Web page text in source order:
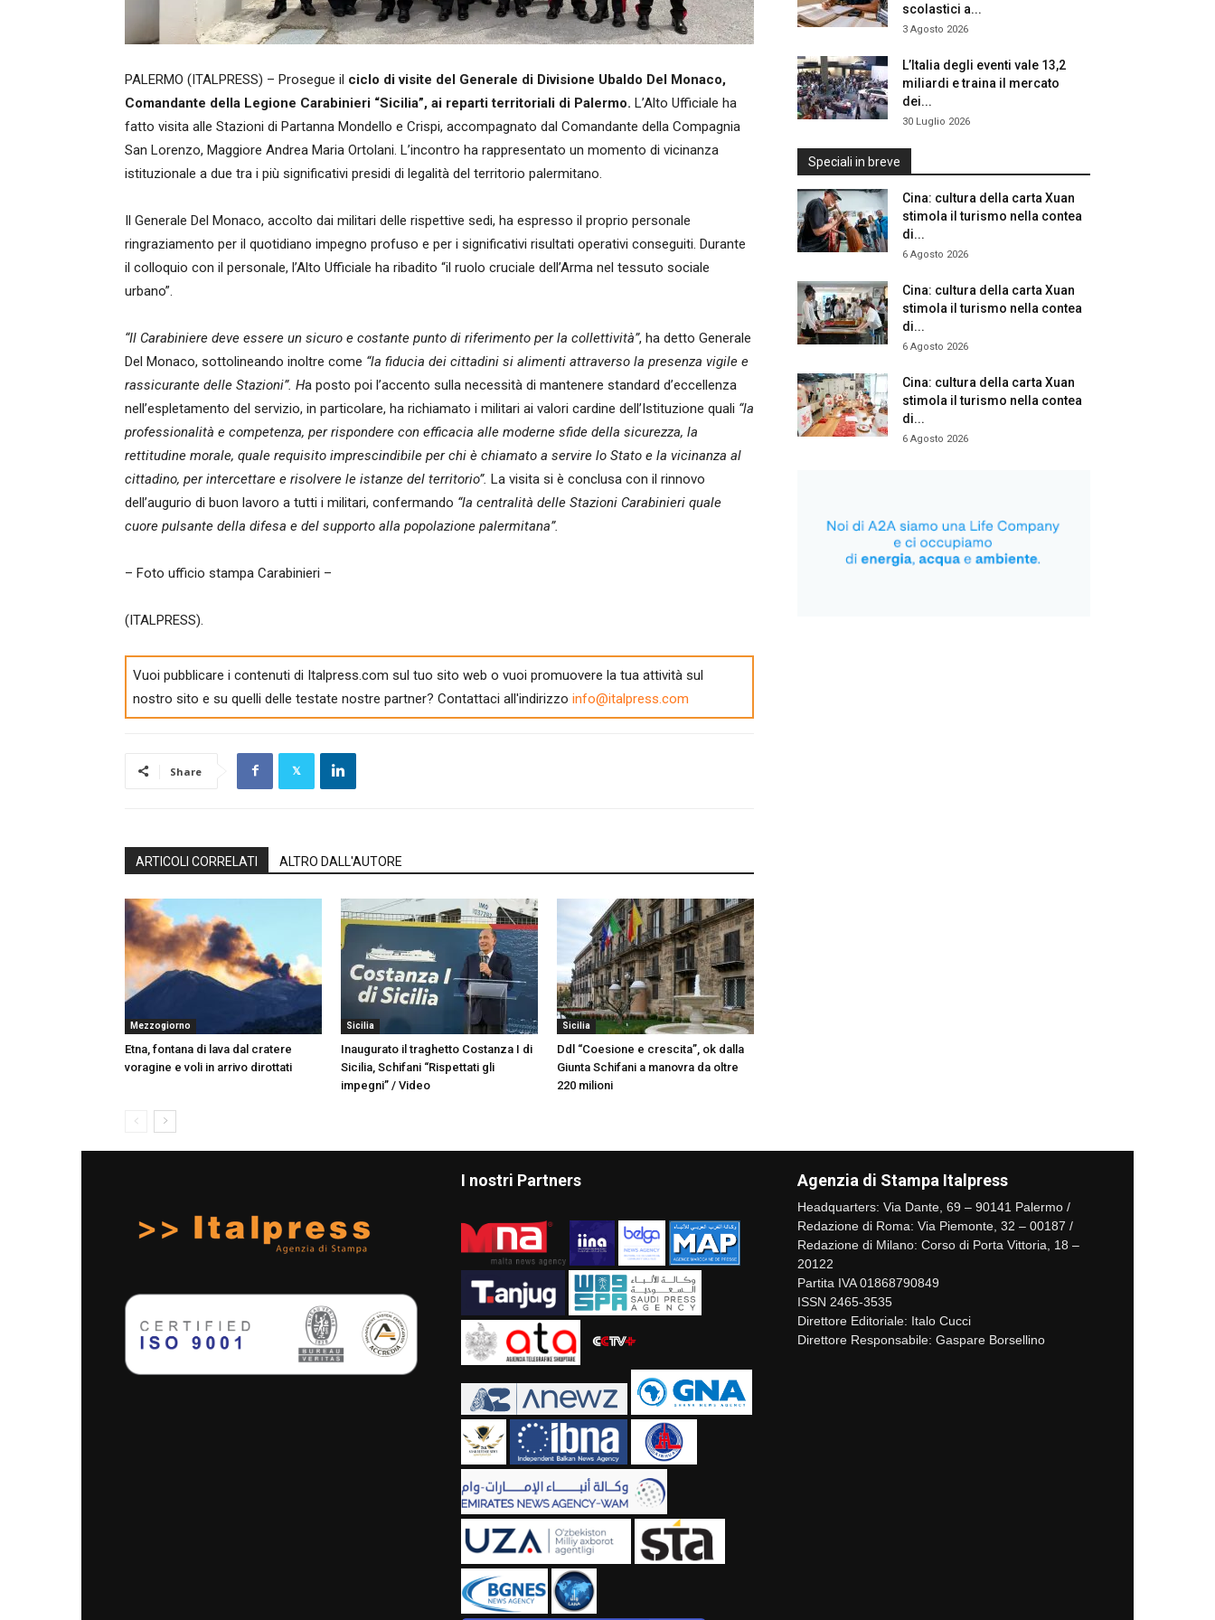
PALERMO (ITALPRESS) – Prosegue il ciclo di visite del Generale di Divisione Ubaldo Del Monaco,
Comandante della Legione Carabinieri “Sicilia”, ai reparti territoriali di Palermo. L’Alto Ufficiale ha
fatto visita alle Stazioni di Partanna Mondello e Crispi, accompagnato dal Comandante della Compagnia
San Lorenzo, Maggiore Andrea Maria Ortolani. L’incontro ha rappresentato un momento di vicinanza
istituzionale a due tra i più significativi presidi di legalità del territorio palermitano.
Il Generale Del Monaco, accolto dai militari delle rispettive sedi, ha espresso il proprio personale
ringraziamento per il quotidiano impegno profuso e per i significativi risultati operativi conseguiti. Durante
il colloquio con il personale, l’Alto Ufficiale ha ribadito “il ruolo cruciale dell’Arma nel tessuto sociale
urbano”.
“Il Carabiniere deve essere un sicuro e costante punto di riferimento per la collettività”, ha detto Generale
Del Monaco, sottolineando inoltre come “la fiducia dei cittadini si alimenti attraverso la presenza vigile e
rassicurante delle Stazioni”. Ha posto poi l’accento sulla necessità di mantenere standard d’eccellenza
nell’espletamento del servizio, in particolare, ha richiamato i militari ai valori cardine dell’Istituzione quali “la
professionalità e competenza, per rispondere con efficacia alle moderne sfide della sicurezza, la
rettitudine morale, quale requisito imprescindibile per chi è chiamato a servire lo Stato e la vicinanza al
cittadino, per intercettare e risolvere le istanze del territorio”. La visita si è conclusa con il rinnovo
dell’augurio di buon lavoro a tutti i militari, confermando “la centralità delle Stazioni Carabinieri quale
cuore pulsante della difesa e del supporto alla popolazione palermitana”.
– Foto ufficio stampa Carabinieri –
(ITALPRESS).
Vuoi pubblicare i contenuti di Italpress.com sul tuo sito web o vuoi promuovere la tua attività sul
nostro sito e su quelli delle testate nostre partner? Contattaci all'indirizzo info@italpress.com
Share
ARTICOLI CORRELATI ALTRO DALL'AUTORE
Mezzogiorno
Etna, fontana di lava dal cratere
voragine e voli in arrivo dirottati
Sicilia
Inaugurato il traghetto Costanza I di
Sicilia, Schifani “Rispettati gli
impegni” / Video
Sicilia
Ddl “Coesione e crescita”, ok dalla
Giunta Schifani a manovra da oltre
220 milioni
scolastici a...
3 Agosto 2026
L’Italia degli eventi vale 13,2
miliardi e traina il mercato
dei...
30 Luglio 2026
Speciali in breve
Cina: cultura della carta Xuan
stimola il turismo nella contea
di...
6 Agosto 2026
Cina: cultura della carta Xuan
stimola il turismo nella contea
di...
6 Agosto 2026
Cina: cultura della carta Xuan
stimola il turismo nella contea
di...
6 Agosto 2026
I nostri Partners Agenzia di Stampa Italpress
Headquarters: Via Dante, 69 – 90141 Palermo /
Redazione di Roma: Via Piemonte, 32 – 00187 /
Redazione di Milano: Corso di Porta Vittoria, 18 –
20122
Partita IVA 01868790849
ISSN 2465-3535
Direttore Editoriale: Italo Cucci
Direttore Responsabile: Gaspare Borsellino